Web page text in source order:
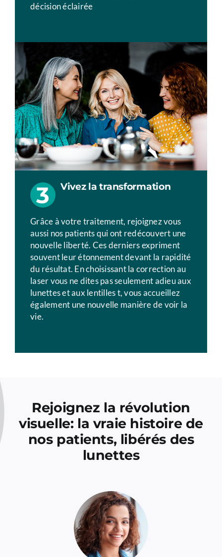
décision éclairée
3 Vivez la transformation
Grâce à votre traitement, rejoignez vous
aussi nos patients qui ont redécouvert une
nouvelle liberté. Ces derniers expriment
souvent leur étonnement devant la rapidité
du résultat. En choisissant la correction au
laser vous ne dites pas seulement adieu aux
lunettes et aux lentilles t, vous accueillez
également une nouvelle manière de voir la
vie.
Rejoignez la révolution
visuelle: la vraie histoire de
nos patients, libérés des
lunettes